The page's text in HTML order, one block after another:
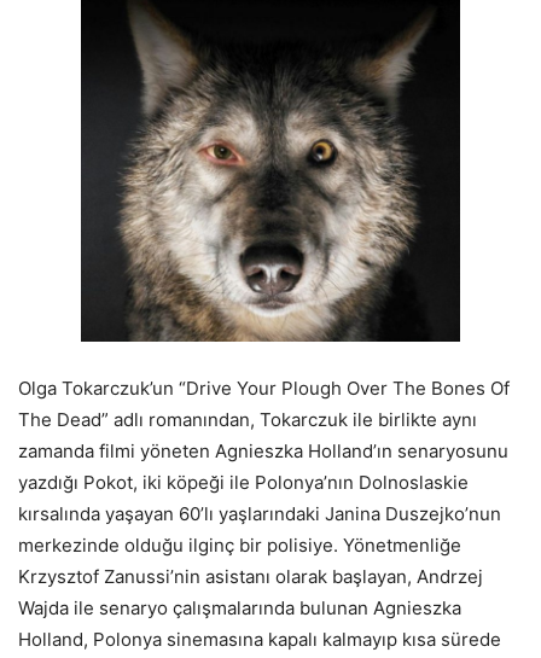
Olga Tokarczuk’un “Drive Your Plough Over The Bones Of
The Dead” adlı romanından, Tokarczuk ile birlikte aynı
zamanda filmi yöneten Agnieszka Holland’ın senaryosunu
yazdığı Pokot, iki köpeği ile Polonya’nın Dolnoslaskie
kırsalında yaşayan 60’lı yaşlarındaki Janina Duszejko’nun
merkezinde olduğu ilginç bir polisiye. Yönetmenliğe
Krzysztof Zanussi’nin asistanı olarak başlayan, Andrzej
Wajda ile senaryo çalışmalarında bulunan Agnieszka
Holland, Polonya sinemasına kapalı kalmayıp kısa sürede